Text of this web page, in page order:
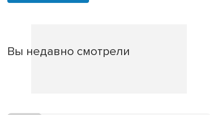
Вы недавно смотрели